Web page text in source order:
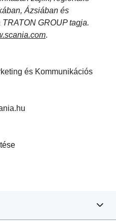
Ázsiában és
GROUP tagja.
.
és Kommunikációs